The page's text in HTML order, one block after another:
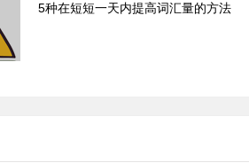
5种在短短一天内提高词汇量的方法